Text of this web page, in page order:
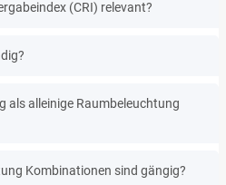
(CRI) relevant?
als alleinige Raumbeleuchtung
Kombinationen sind gängig?